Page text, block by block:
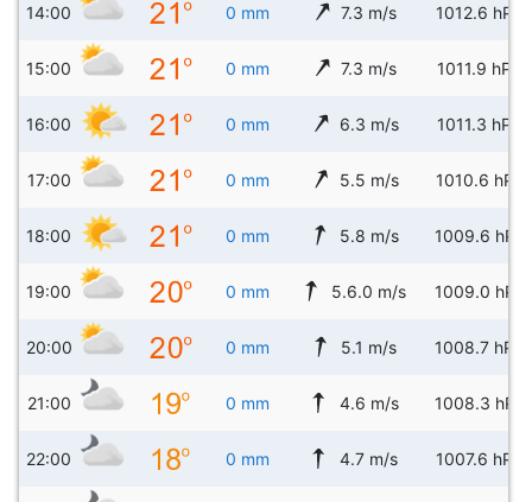
14:00 0 mm 7.3 m/s 1012.6 hPa
15:00 0 mm 7.3 m/s 1011.9 hPa
16:00 0 mm 6.3 m/s 1011.3 hPa
17:00 0 mm 5.5 m/s 1010.6 hPa
18:00 0 mm 5.8 m/s 1009.6 hPa
19:00 0 mm 5.6.0 m/s 1009.0 hPa
20:00 0 mm 5.1 m/s 1008.7 hPa
21:00 0 mm 4.6 m/s 1008.3 hPa
22:00 0 mm 4.7 m/s 1007.6 hPa